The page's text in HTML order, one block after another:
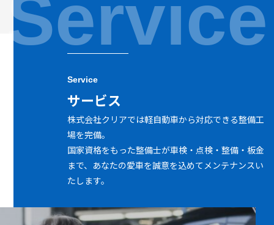
Service
Service
サービス
株式会社クリアでは軽自動車から対応できる整備工
場を完備。
国家資格をもった整備士が車検・点検・整備・板金
まで、あなたの愛車を誠意を込めてメンテナンスい
たします。